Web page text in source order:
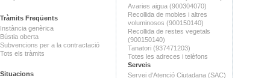
Tràmits Freqüents
Instància genèrica
Bústia oberta
Subvencions per a la contractació
Tots els tràmits
Situacions
Avaries aigua (900304070)
Recollida de mobles i altres
voluminosos (900150140)
Recollida de restes vegetals
(900150140)
Tanatori (937471203)
Totes les adreces i telèfons
Serveis
Servei d'Atenció Ciutadana (SAC)